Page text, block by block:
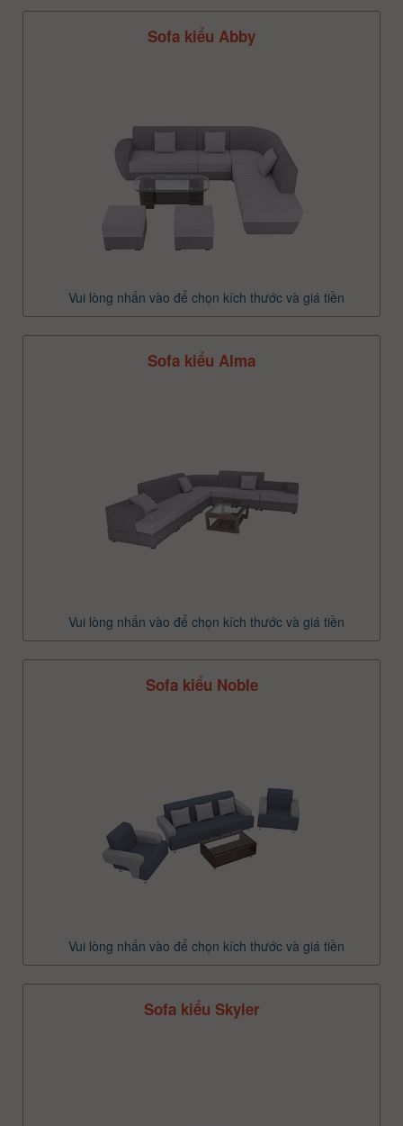
Sofa kiểu Abby
Vui lòng nhấn vào để chọn kích thước và giá tiền
Sofa kiểu Alma
Vui lòng nhấn vào để chọn kích thước và giá tiền
Sofa kiểu Noble
Vui lòng nhấn vào để chọn kích thước và giá tiền
Sofa kiểu Skyler